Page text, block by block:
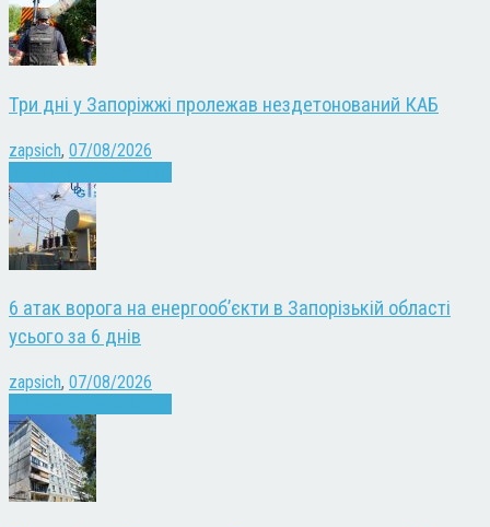
Три дні у Запоріжжі пролежав нездетонований КАБ
zapsich, 07/08/2026
6 атак ворога на енергооб’єкти в Запорізькій області
усього за 6 днів
zapsich, 07/08/2026